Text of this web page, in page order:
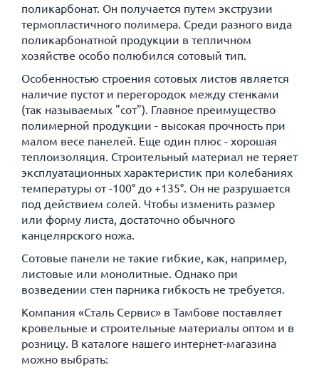
поликарбонат. Он получается путем экструзии
термопластичного полимера. Среди разного вида
поликарбонатной продукции в тепличном
хозяйстве особо полюбился сотовый тип.
Особенностью строения сотовых листов является
наличие пустот и перегородок между стенками
(так называемых "сот"). Главное преимущество
полимерной продукции - высокая прочность при
малом весе панелей. Еще один плюс - хорошая
теплоизоляция. Строительный материал не теряет
эксплуатационных характеристик при колебаниях
температуры от -100° до +135°. Он не разрушается
под действием солей. Чтобы изменить размер
или форму листа, достаточно обычного
канцелярского ножа.
Сотовые панели не такие гибкие, как, например,
листовые или монолитные. Однако при
возведении стен парника гибкость не требуется.
Компания «Сталь Сервис» в Тамбове поставляет
кровельные и строительные материалы оптом и в
розницу. В каталоге нашего интернет-магазина
можно выбрать: